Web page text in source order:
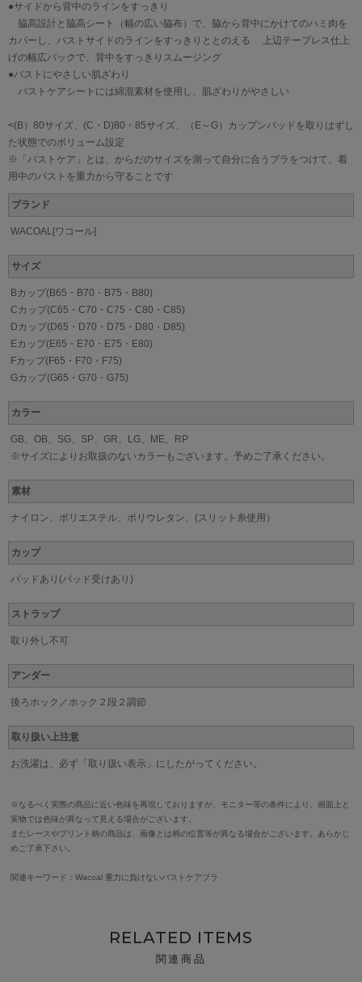
●サイドから背中のラインをすっきり
脇高設計と脇高シート（幅の広い脇布）で、脇から背中にかけてのハミ肉を
カバーし、バストサイドのラインをすっきりととのえる 上辺テープレス仕上
げの幅広バックで、背中をすっきりスムージング
●バストにやさしい肌ざわり
バストケアシートには綿混素材を使用し、肌ざわりがやさしい
<(B）80サイズ、(C・D)80・85サイズ、（E～G）カップンパッドを取りはずし
た状態でのボリューム設定
※「バストケア」とは、からだのサイズを測って自分に合うプラをつけて、着
用中のバストを重力から守ることです
ブランド
WACOAL[ワコール]
サイズ
Bカップ(B65・B70・B75・B80)
Cカップ(C65・C70・C75・C80・C85)
Dカップ(D65・D70・D75・D80・D85)
Eカップ(E65・E70・E75・E80)
Fカップ(F65・F70・F75)
Gカップ(G65・G70・G75)
カラー
GB、OB、SG、SP、GR、LG、ME、RP
※サイズによりお取扱のないカラーもございます。予めご了承ください。
素材
ナイロン、ポリエステル、ポリウレタン、(スリット糸使用）
カップ
パッドあり(パッド受けあり)
ストラップ
取り外し不可
アンダー
後ろホック／ホック２段２調節
取り扱い上注意
お洗濯は、必ず「取り扱い表示」にしたがってください。
※なるべく実際の商品に近い色味を再現しておりますが、モニター等の条件により、画面上と
実物では色味が異なって見える場合がございます。
またレースやプリント柄の商品は、画像とは柄の位置等が異なる場合がございます。あらかじ
めご了承下さい。
関連キーワード：Wacoal 重力に負けないバストケアブラ
RELATED ITEMS
関連商品